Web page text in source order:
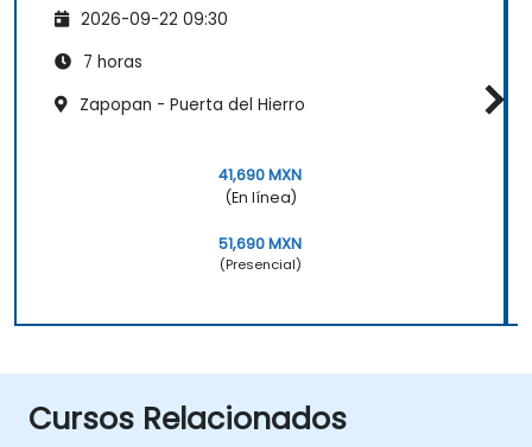
2026-09-22 09:30
7 horas
Zapopan - Puerta del Hierro
41,690 MXN
(En línea)
51,690 MXN
(Presencial)
Cursos Relacionados